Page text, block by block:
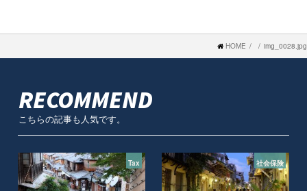
HOME img_0028.jpg
RECOMMEND
こちらの記事も人気です。
Tax 社会保険